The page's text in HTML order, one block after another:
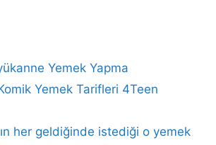
Yemek Yapma
Yemek Tarifleri 4Teen
her geldiğinde istediği o yemek